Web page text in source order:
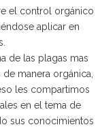
el control orgánico
aplicar en
de las plagas mas
manera orgánica,
les compartimos
en el tema de
sus conocimientos